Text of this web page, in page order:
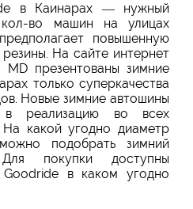
в Каинарах — нужный
во машин на улицах
повышенную
На сайте интернет
MD презентованы зимние
только суперкачества
Новые зимние автошины
в реализацию во всех
какой угодно диаметр
подобрать зимний
покупки доступны
в каком угодно